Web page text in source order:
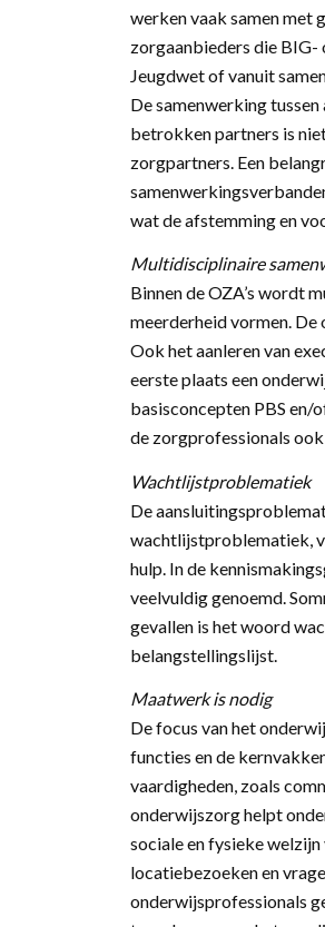
werken vaak samen met
zorgaanbieders die BIG-
Jeugdwet of vanuit
De samenwerking
betrokken partners is
zorgpartners. Een
wat de afstemming en
Multidisciplinaire
Binnen de OZA’s wordt
meerderheid vormen.
Ook het aanleren van
eerste plaats een
basisconcepten PBS en/
de zorgprofessionals
Wachtlijstproblematiek
De
wachtlijstproblematiek,
hulp. In de
veelvuldig genoemd.
gevallen is het woord
belangstellingslijst.
Maatwerk is nodig
De focus van het
functies en de
vaardigheden, zoals
onderwijszorg helpt
sociale en fysieke welzijn
locatiebezoeken en
onderwijsprofessionals